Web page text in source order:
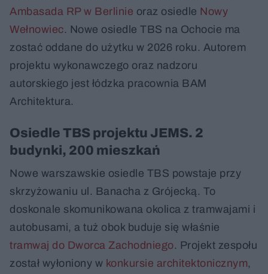
Ambasada RP w Berlinie oraz osiedle Nowy
Wełnowiec. Nowe osiedle TBS na Ochocie ma
zostać oddane do użytku w 2026 roku. Autorem
projektu wykonawczego oraz nadzoru
autorskiego jest łódzka pracownia BAM
Architektura.
Osiedle TBS projektu JEMS. 2
budynki, 200 mieszkań
Nowe warszawskie osiedle TBS powstaje przy
skrzyżowaniu ul. Banacha z Grójecką. To
doskonale skomunikowana okolica z tramwajami i
autobusami, a tuż obok buduje się właśnie
tramwaj do Dworca Zachodniego. Projekt zespołu
został wyłoniony w konkursie architektonicznym,